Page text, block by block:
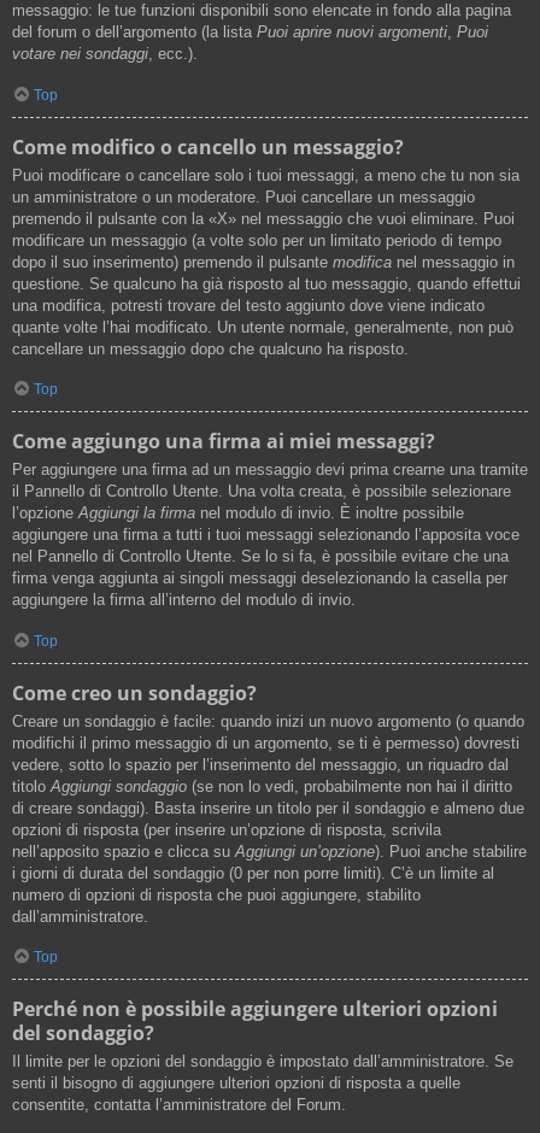
messaggio: le tue funzioni disponibili sono elencate in fondo alla pagina
del forum o dell’argomento (la lista Puoi aprire nuovi argomenti, Puoi
votare nei sondaggi, ecc.).
Top
Come modifico o cancello un messaggio?
Puoi modificare o cancellare solo i tuoi messaggi, a meno che tu non sia
un amministratore o un moderatore. Puoi cancellare un messaggio
premendo il pulsante con la «X» nel messaggio che vuoi eliminare. Puoi
modificare un messaggio (a volte solo per un limitato periodo di tempo
dopo il suo inserimento) premendo il pulsante modifica nel messaggio in
questione. Se qualcuno ha già risposto al tuo messaggio, quando effettui
una modifica, potresti trovare del testo aggiunto dove viene indicato
quante volte l’hai modificato. Un utente normale, generalmente, non può
cancellare un messaggio dopo che qualcuno ha risposto.
Top
Come aggiungo una firma ai miei messaggi?
Per aggiungere una firma ad un messaggio devi prima crearne una tramite
il Pannello di Controllo Utente. Una volta creata, è possibile selezionare
l’opzioneAggiungi la firma nel modulo di invio. È inoltre possibile
aggiungere una firma a tutti i tuoi messaggi selezionando l’apposita voce
nel Pannello di Controllo Utente. Se lo si fa, è possibile evitare che una
firma venga aggiunta ai singoli messaggi deselezionando la casella per
aggiungere la firma all’interno del modulo di invio.
Top
Come creo un sondaggio?
Creare un sondaggio è facile: quando inizi un nuovo argomento (o quando
modifichi il primo messaggio di un argomento, se ti è permesso) dovresti
vedere, sotto lo spazio per l’inserimento del messaggio, un riquadro dal
titolo Aggiungi sondaggio (se non lo vedi, probabilmente non hai il diritto
di creare sondaggi). Basta inserire un titolo per il sondaggio e almeno due
opzioni di risposta (per inserire un’opzione di risposta, scrivila
nell’apposito spazio e clicca su Aggiungi un’opzione). Puoi anche stabilire
i giorni di durata del sondaggio (0 per non porre limiti). C’è un limite al
numero di opzioni di risposta che puoi aggiungere, stabilito
dall’amministratore.
Top
Perché non è possibile aggiungere ulteriori opzioni
del sondaggio?
Il limite per le opzioni del sondaggio è impostato dall’amministratore. Se
senti il bisogno di aggiungere ulteriori opzioni di risposta a quelle
consentite, contatta l’amministratore del Forum.